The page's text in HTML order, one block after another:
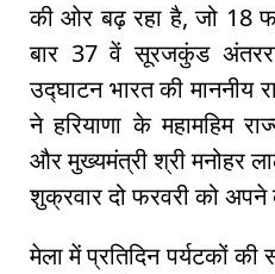
की ओर बढ़ रहा है, जो 18
बार 37 वें सूरजकुंड
उद्घाटन भारत की माननीय
ने हरियाणा के महामहिम
और मुख्यमंत्री श्री मनोहर
शुक्रवार दो फरवरी को
मेला में प्रतिदिन पर्यटकों की